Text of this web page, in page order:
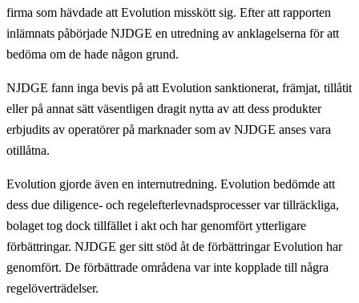
firma som hävdade att Evolution misskött sig. Efter att rapporten
inlämnats påbörjade NJDGE en utredning av anklagelserna för att
bedöma om de hade någon grund.
NJDGE fann inga bevis på att Evolution sanktionerat, främjat, tillåtit
eller på annat sätt väsentligen dragit nytta av att dess produkter
erbjudits av operatörer på marknader som av NJDGE anses vara
otillåtna.
Evolution gjorde även en internutredning. Evolution bedömde att
dess due diligence- och regelefterlevnadsprocesser var tillräckliga,
bolaget tog dock tillfället i akt och har genomfört ytterligare
förbättringar. NJDGE ger sitt stöd åt de förbättringar Evolution har
genomfört. De förbättrade områdena var inte kopplade till några
regelöverträdelser.